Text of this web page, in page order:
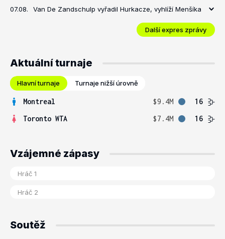
07.08. Van De Zandschulp vyřadil Hurkacze, vyhlíží Menšíka
Další expres zprávy
Aktuální turnaje
Hlavní turnaje Turnaje nižší úrovně
Montreal $9.4M
16
Toronto WTA
$7.4M 16
Vzájemné zápasy
Soutěž